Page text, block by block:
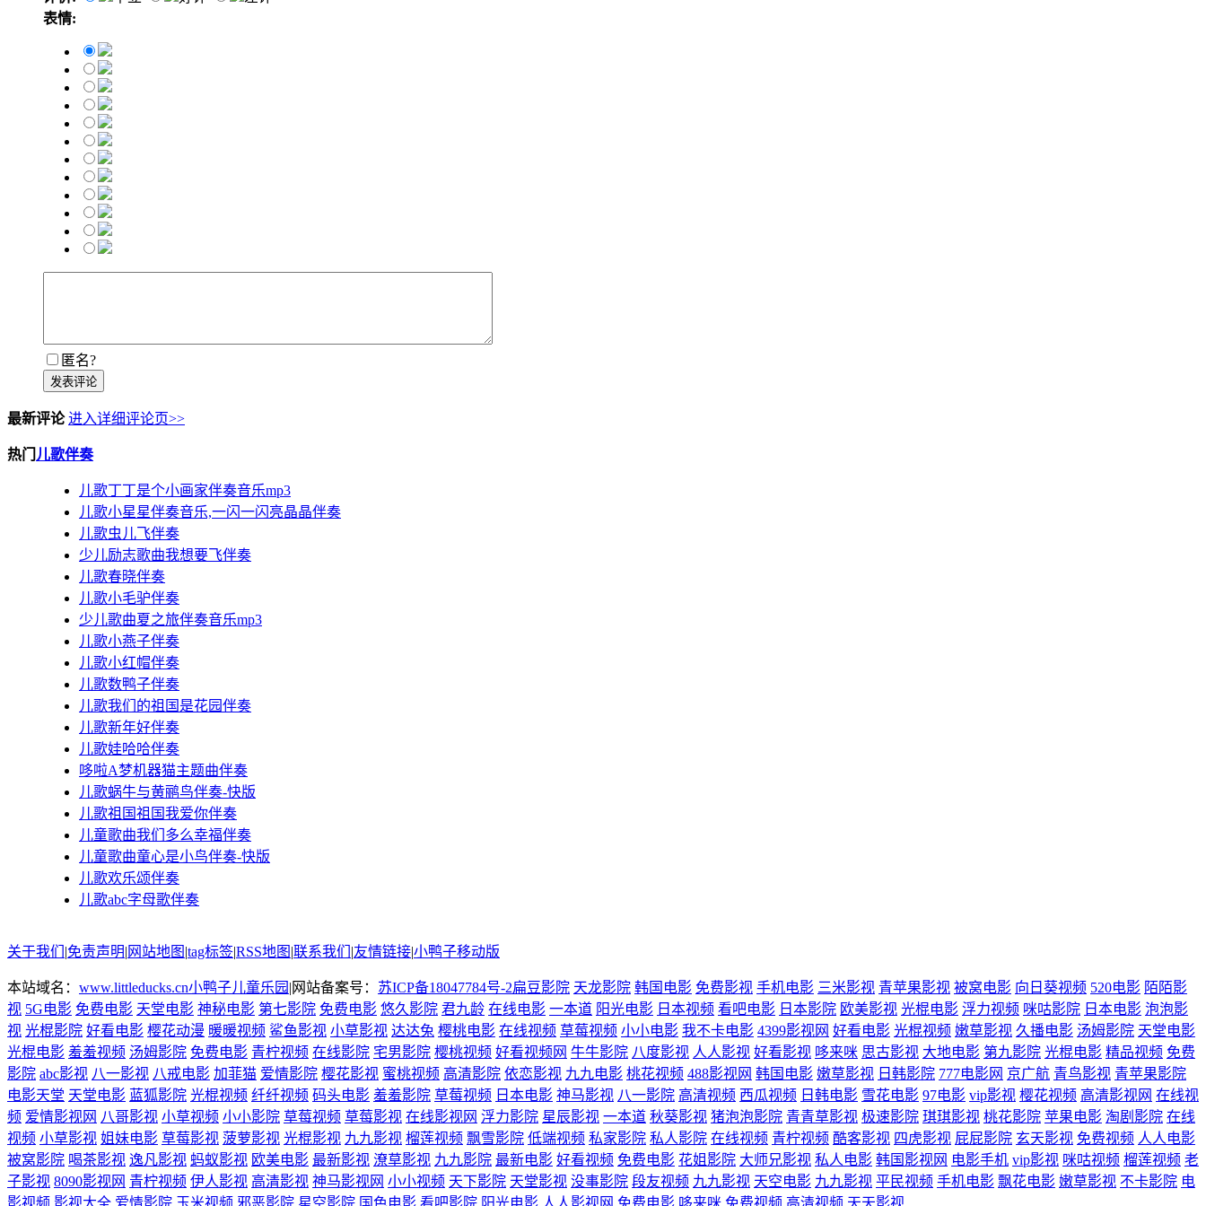
表情:
匿名?
发表评论
最新评论 进入详细评论页>>
热门 儿歌伴奏
儿歌丁丁是个小画家伴奏音乐mp3
儿歌小星星伴奏音乐,一闪一闪亮晶晶伴奏
儿歌虫儿飞伴奏
少儿励志歌曲我想要飞伴奏
儿歌春晓伴奏
儿歌小毛驴伴奏
少儿歌曲夏之旅伴奏音乐mp3
儿歌小燕子伴奏
儿歌小红帽伴奏
儿歌数鸭子伴奏
儿歌我们的祖国是花园伴奏
儿歌新年好伴奏
儿歌娃哈哈伴奏
哆啦A梦机器猫主题曲伴奏
儿歌蜗牛与黄鹂鸟伴奏-快版
儿歌祖国祖国我爱你伴奏
儿童歌曲我们多么幸福伴奏
儿童歌曲童心是小鸟伴奏-快版
儿歌欢乐颂伴奏
儿歌abc字母歌伴奏
关于我们 |免责声明| 网站地图 |tag标签|RSS地图 |联系我们 |友情链接|小鸭子移动版
本站域名： www.littleducks.cn小鸭子儿童乐园 |网站备案号： 苏ICP备18047784号-2扁豆影院 天龙影院 韩国电影 免费影视 手机电影 三米影视 青苹果影视 被窝电影 向日葵视频 520电影 陌陌影
视 5G电影 免费电影 天堂电影 神秘电影 第七影院 免费电影 悠久影院 君九龄 在线电影 一本道 阳光电影 日本视频 看吧电影 日本影院 欧美影视 光棍电影 浮力视频 咪咕影院 日本电影 泡泡影
视 光棍影院 好看电影 樱花动漫 暖暖视频 鲨鱼影视 小草影视 达达兔 樱桃电影 在线视频 草莓视频 小小电影 我不卡电影 4399影视网 好看电影 光棍视频 嫩草影视 久播电影 汤姆影院 天堂电影
光棍电影 羞羞视频 汤姆影院 免费电影 青柠视频 在线影院 宅男影院 樱桃视频 好看视频网 牛牛影院 八度影视 人人影视 好看影视 哆来咪 思古影视 大地电影 第九影院 光棍电影 精品视频 免费
影院 abc影视 八一影视 八戒电影 加菲猫 爱情影院 樱花影视 蜜桃视频 高清影院 依恋影视 九九电影 桃花视频 488影视网 韩国电影 嫩草影视 日韩影院 777电影网 京广航 青鸟影视 青苹果影院
电影天堂 天堂电影 蓝狐影院 光棍视频 纤纤视频 码头电影 羞羞影院 草莓视频 日本电影 神马影视 八一影院 高清视频 西瓜视频 日韩电影 雪花电影 97电影 vip影视 樱花视频 高清影视网 在线视
频 爱情影视网 八哥影视 小草视频 小小影院 草莓视频 草莓影视 在线影视网 浮力影院 星辰影视 一本道 秋葵影视 猪泡泡影院 青青草影视 极速影院 琪琪影视 桃花影院 苹果电影 淘剧影院 在线
视频 小草影视 姐妹电影 草莓影视 菠萝影视 光棍影视 九九影视 榴莲视频 飘雪影院 低端视频 私家影院 私人影院 在线视频 青柠视频 酷客影视 四虎影视 屁屁影院 玄天影视 免费视频 人人电影
被窝影院 喝茶影视 逸凡影视 蚂蚁影视 欧美电影 最新影视 潦草影视 九九影院 最新电影 好看视频 免费电影 花姐影院 大师兄影视 私人电影 韩国影视网 电影手机 vip影视 咪咕视频 榴莲视频 老
子影视 8090影视网 青柠视频 伊人影视 高清影视 神马影视网 小小视频 天下影院 天堂影视 没事影院 段友视频 九九影视 天空电影 九九影视 平民视频 手机电影 飘花电影 嫩草影视 不卡影院 电
影视频 影视大全 爱情影院 玉米视频 邪恶影院 星空影院 国色电影 看吧影院 阳光电影 人人影视网 免费电影 哆来咪 免费视频 高清视频 天天影视